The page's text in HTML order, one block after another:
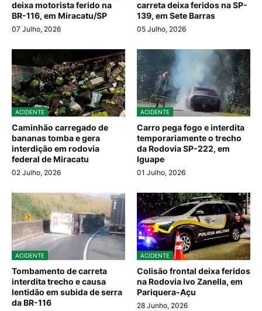
deixa motorista ferido na
BR-116, em Miracatu/SP
07 Julho, 2026
carreta deixa feridos na SP-
139, em Sete Barras
05 Julho, 2026
ACIDENTE
Caminhão carregado de
bananas tomba e gera
interdição em rodovia
federal de Miracatu
02 Julho, 2026
ACIDENTE
Carro pega fogo e interdita
temporariamente o trecho
da Rodovia SP-222, em
Iguape
01 Julho, 2026
ACIDENTE
Tombamento de carreta
interdita trecho e causa
lentidão em subida de serra
da BR-116
ACIDENTE
Colisão frontal deixa feridos
na Rodovia Ivo Zanella, em
Pariquera-Açu
28 Junho, 2026